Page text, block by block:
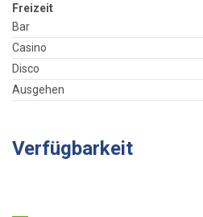
Freizeit
Bar
Casino
Disco
Ausgehen
Verfügbarkeit